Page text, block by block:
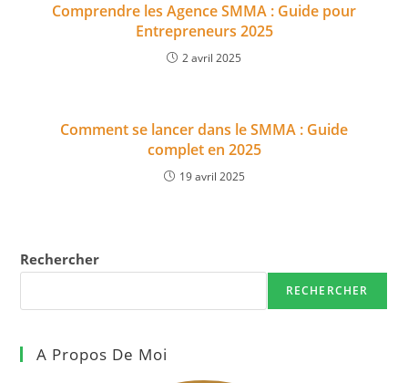
Comprendre les Agence SMMA : Guide pour
Entrepreneurs 2025
2 avril 2025
Comment se lancer dans le SMMA : Guide
complet en 2025
19 avril 2025
Rechercher
RECHERCHER
A Propos De Moi